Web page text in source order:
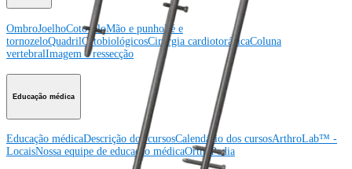
OmbroJoelhoCotoveloMão e punhoPé e
tornozeloQuadrilOrtobiológicosCirurgia cardiotorácicaColuna
vertebralImagem e ressecção
Educação médica
Educação médicaDescrição dos cursosCalendário dos cursosArthroLab™ -
LocaisNossa equipe de educação médicaOrthoPedia